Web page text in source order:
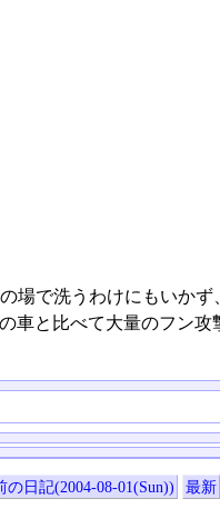
場で洗うわけにもいか
車と比べて大量のフン攻
の日記(2004-08-01(Sun)) 最新